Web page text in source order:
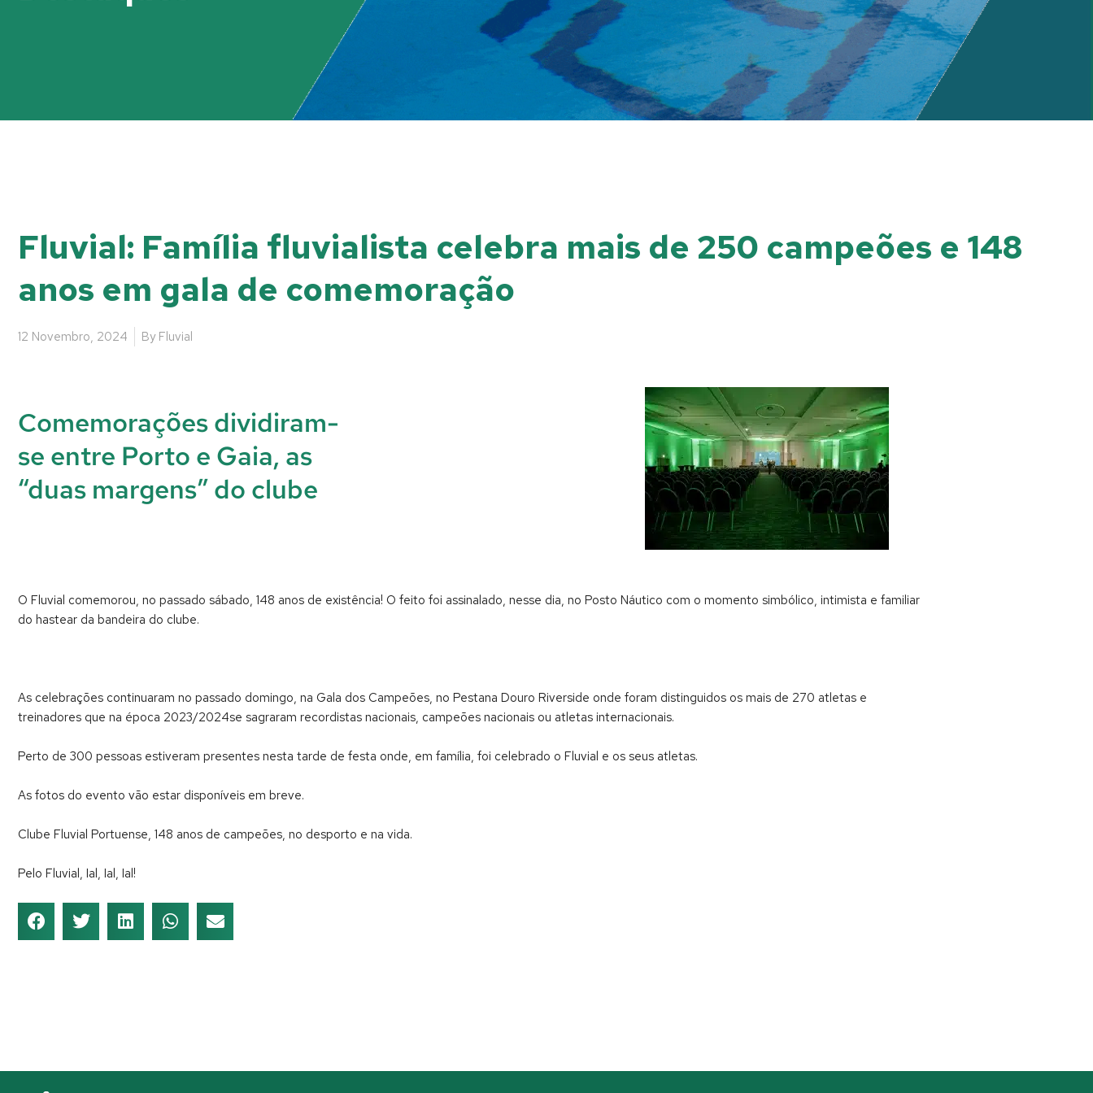
Fluvial: Família fluvialista celebra mais de 250 campeões e 148
anos em gala de comemoração
12 Novembro, 2024 By Fluvial
Comemorações dividiram-
se entre Porto e Gaia, as
“duas margens” do clube
O Fluvial comemorou, no passado sábado, 148 anos de existência! O feito foi assinalado, nesse dia, no Posto Náutico com o momento simbólico, intimista e familiar
do hastear da bandeira do clube.
As celebrações continuaram no passado domingo, na Gala dos Campeões, no Pestana Douro Riverside onde foram distinguidos os mais de 270 atletas e
treinadores que na época 2023/2024se sagraram recordistas nacionais, campeões nacionais ou atletas internacionais.
Perto de 300 pessoas estiveram presentes nesta tarde de festa onde, em família, foi celebrado o Fluvial e os seus atletas.
As fotos do evento vão estar disponíveis em breve.
Clube Fluvial Portuense, 148 anos de campeões, no desporto e na vida.
Pelo Fluvial, Ial, Ial, Ial!